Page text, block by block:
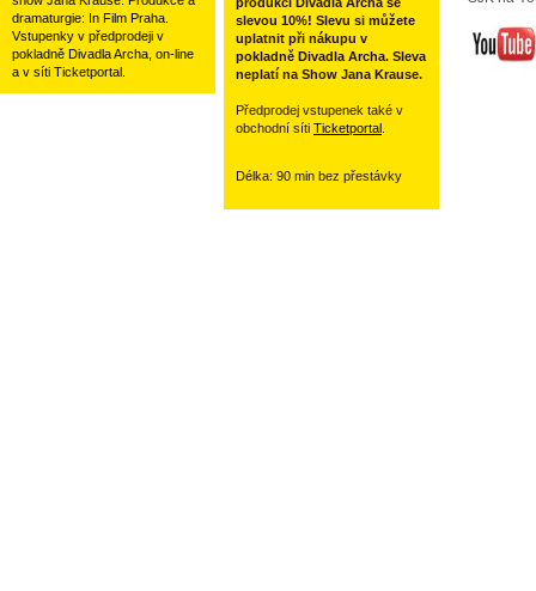
dramaturgie: In Film Praha.
Vstupenky v předprodeji v
pokladně Divadla Archa, on-line
a v síti Ticketportal.
slevou 10%! Slevu si můžete
uplatnit při nákupu v
pokladně Divadla Archa. Sleva
neplatí na Show Jana Krause.
Předprodej vstupenek také v
obchodní síti Ticketportal
Délka: 90 min bez přestávky